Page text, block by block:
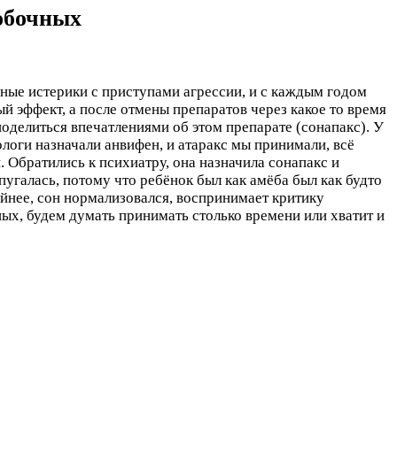
истерики с приступами агрессии, и с каждым годом
эффект, а после отмены препаратов через какое то время
впечатлениями об этом препарате (сонапакс). У
назначали анвифен, и атаракс мы принимали, всё
к психиатру, она назначила сонапакс и
потому что ребёнок был как амёба был как будто
сон нормализовался, воспринимает критику
будем думать принимать столько времени или хватит и